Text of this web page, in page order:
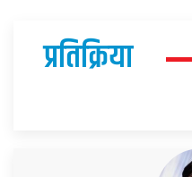
प्रतिक्रिया